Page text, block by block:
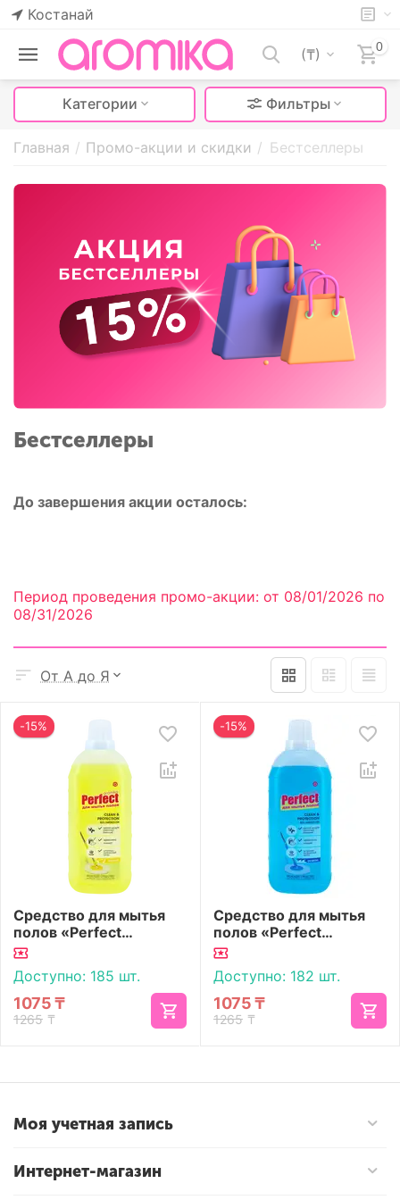
Костанай
(₸) 0
Категории Фильтры
Главная / Промо-акции и скидки / Бестселлеры
Бестселлеры
До завершения акции осталось:
Период проведения промо-акции: от 08/01/2026 по
08/31/2026
От А до Я
-15%
Средство для мытья
полов «Perfect
Aromika» Lemon 1500
мл
Доступно: 185 шт.
1265 ₸
1075 ₸
-15%
Средство для мытья
полов «Perfect
Aromika» Ocean 1500
мл
Доступно: 182 шт.
1265 ₸
1075 ₸
Моя учетная запись
Интернет-магазин